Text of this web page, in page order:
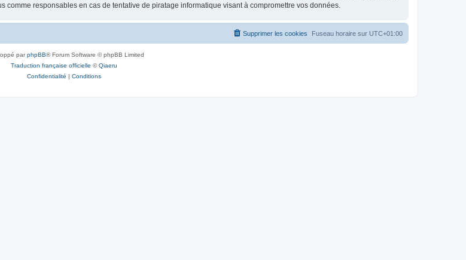
responsables en cas de tentative de piratage informatique visant à compromettre vos données.
Fuseau horaire sur UTC+01:00
Supprimer les cookies
parphpBB® Forum Software © phpBB Limited
Traduction française officielle ©Qiaeru
Confidentialité | Conditions